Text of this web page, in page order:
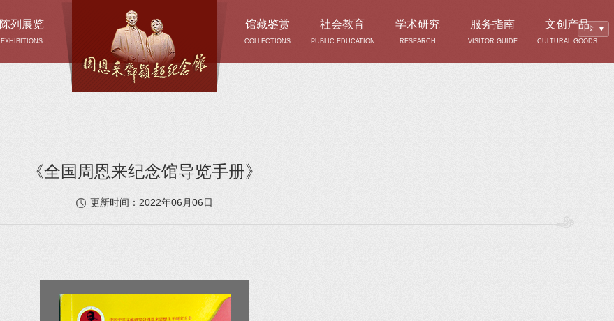
中文 ▼
陈列展览
EXHIBITIONS
馆藏鉴赏
COLLECTIONS
社会教育
PUBLIC EDUCATION
学术研究
RESEARCH
服务指南
VISITOR GUIDE
文创产品
CULTURAL GOODS
《全国周恩来纪念馆导览手册》
更新时间： 2022年06月06日